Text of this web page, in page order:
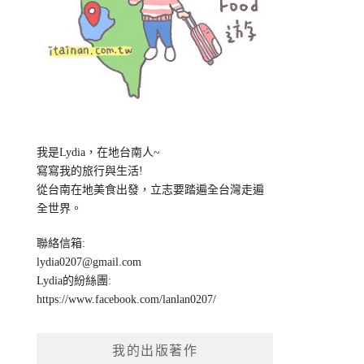
我是Lydia，在地台南人~
寫寫我的旅行與生活!
從台南在地美食出發，立志要踏遍全台灣走遍
全世界。
聯絡信箱:
lydia0207@gmail.com
Lydia的紛絲團:
https://www.facebook.com/lanlan0207/
我的出版著作